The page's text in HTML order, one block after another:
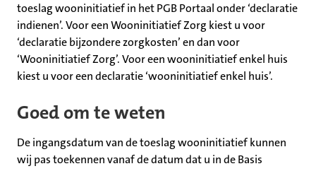
toeslag wooninitiatief in het PGB Portaal onder ‘declaratie
indienen’. Voor een Wooninitiatief Zorg kiest u voor
‘declaratie bijzondere zorgkosten’ en dan voor
‘Wooninitiatief Zorg’. Voor een wooninitiatief enkel huis
kiest u voor een declaratie ‘wooninitiatief enkel huis’.
Goed om te weten
De ingangsdatum van de toeslag wooninitiatief kunnen
wij pas toekennen vanaf de datum dat u in de Basis